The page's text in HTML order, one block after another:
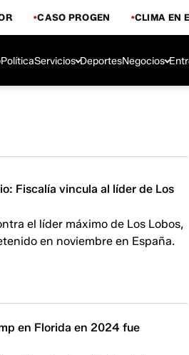
CASO PROGEN CLIMA EN
PolíticaServicios DeportesNegocios
Fiscalía vincula al líder de Los
el líder máximo de Los Lobos,
en noviembre en España.
en Florida en 2024 fue